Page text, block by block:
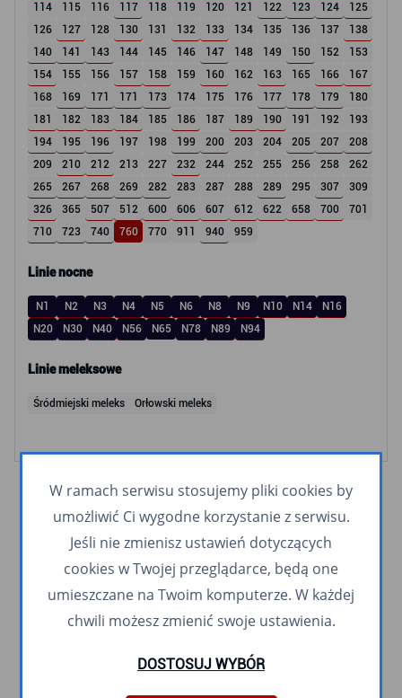
114
115 116 117 118 119 120 121 122 123 124
125
126
127 128 130 131 132 133 134 135 136 137
138
140
141 143 144 145 146 147 148 149 150 152
153
154
155 156 157 158 159 160 162 163 165 166
167
168
169 171 171 173 174 175 176 177 178 179
180
181
182 183 184 185 186 187 189 190 191 192
193
194
195 196 197 198 199 200 203 204 205 207
208
209
210 212 213 227 232 244 252 255 256 258
262
265
267 268 269 282 283 287 288 289 295 307
309
326
365 507 512 600 606 607 612 622 658 700
701
710
723 740 760 770 911 940 959
Linie nocne
N1 N2 N3 N4 N5 N6 N8 N9 N10 N14
N16
N20
N30 N40 N56 N65 N78 N89 N94
Linie meleksowe
Śródmiejski meleks Orłowski meleks
W ramach serwisu stosujemy pliki cookies by
umożliwić Ci wygodne korzystanie z serwisu.
Jeśli nie zmienisz ustawień dotyczących
cookies w Twojej przeglądarce, będą one
umieszczane na Twoim komputerze. W każdej
chwili możesz zmienić swoje ustawienia.
DOSTOSUJ WYBÓR